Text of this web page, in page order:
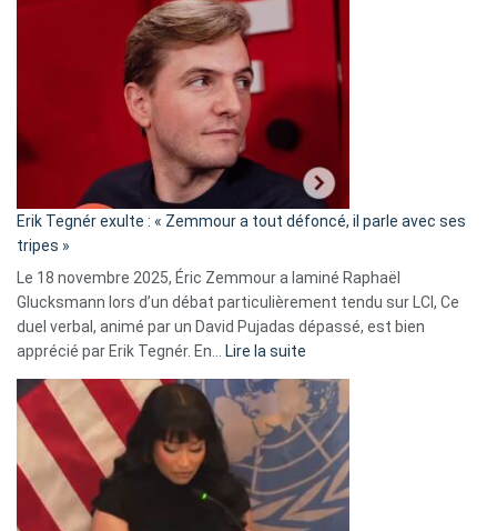
d’alliance
secrète
«
C’est
fake
news
»
Erik Tegnér exulte : « Zemmour a tout défoncé, il parle avec ses
tripes »
Le 18 novembre 2025, Éric Zemmour a laminé Raphaël
Glucksmann lors d’un débat particulièrement tendu sur LCI, Ce
duel verbal, animé par un David Pujadas dépassé, est bien
apprécié par Erik Tegnér. En…
Lire la suite
Tegnér
exulte
« Zemmour
a
tout